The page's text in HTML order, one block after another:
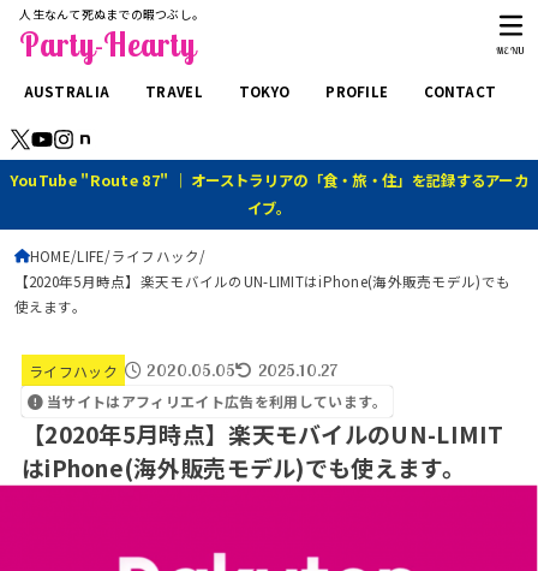
人生なんて死ぬまでの暇つぶし。
Party-Hearty
AUSTRALIA TRAVEL TOKYO PROFILE CONTACT
MENU
YouTube "Route 87" ｜ オーストラリアの「食・旅・住」を記録するアーカ
イブ。
HOME LIFE ライフハック
【2020年5月時点】楽天モバイルのUN-LIMITはiPhone(海外販売モデル)でも
使えます。
ライフハック 2020.05.05 2025.10.27
当サイトはアフィリエイト広告を利用しています。
【2020年5月時点】楽天モバイルのUN-LIMIT
はiPhone(海外販売モデル)でも使えます。